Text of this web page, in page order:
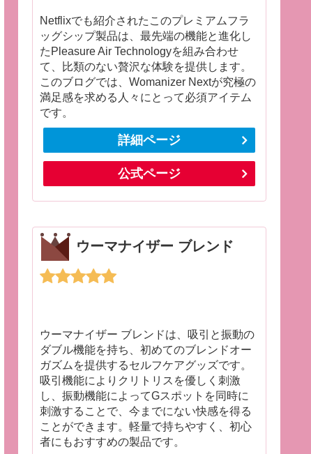
Netflixでも紹介されたこのプレミアムフラ
ッグシップ製品は、最先端の機能と進化し
たPleasure Air Technologyを組み合わせ
て、比類のない贅沢な体験を提供します。
このブログでは、Womanizer Nextが究極の
満足感を求める人々にとって必須アイテム
です。
詳細ページ
公式ページ
ウーマナイザー ブレンド
ウーマナイザー ブレンドは、吸引と振動の
ダブル機能を持ち、初めてのブレンドオー
ガズムを提供するセルフケアグッズです。
吸引機能によりクリトリスを優しく刺激
し、振動機能によってGスポットを同時に
刺激することで、今までにない快感を得る
ことができます。軽量で持ちやすく、初心
者にもおすすめの製品です。